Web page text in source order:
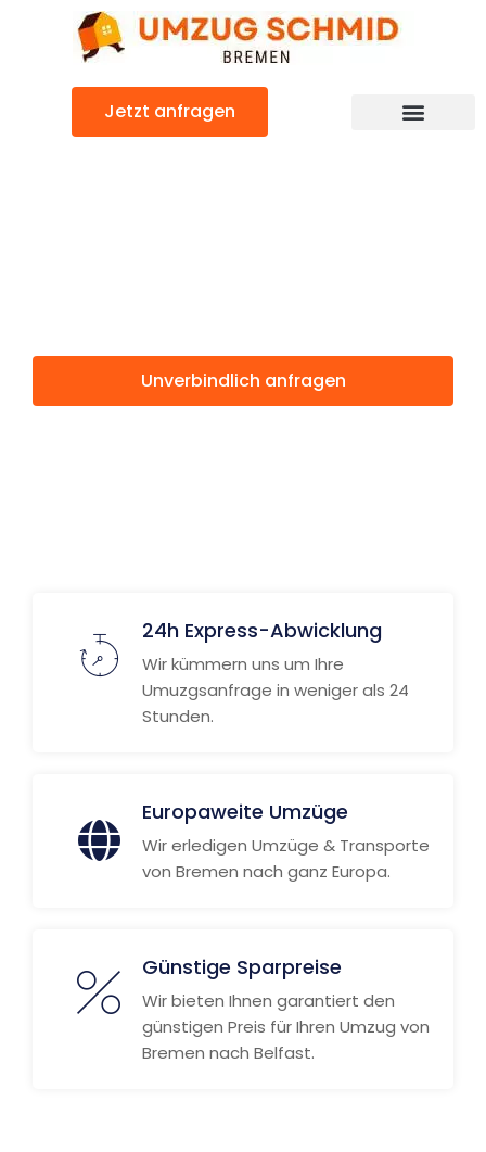
Jetzt anfragen
Unverbindlich anfragen
24h Express-Abwicklung
Wir kümmern uns um Ihre
Umuzgsanfrage in weniger als 24
Stunden.
Europaweite Umzüge
Wir erledigen Umzüge & Transporte
von Bremen nach ganz Europa.
Günstige Sparpreise
Wir bieten Ihnen garantiert den
günstigen Preis für Ihren Umzug von
Bremen nach Belfast.